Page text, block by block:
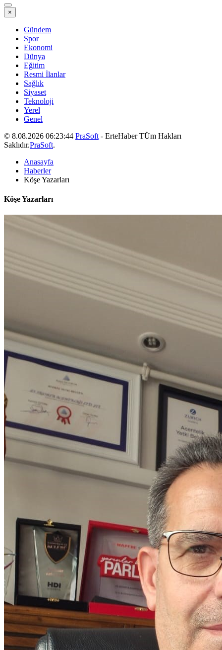
×
Gündem
Spor
Ekonomi
Dünya
Eğitim
Resmi İlanlar
Sağlık
Siyaset
Teknoloji
Yerel
Genel
© 8.08.2026 06:23:44 PraSoft - ErteHaber TÜm Hakları
Saklıdır.PraSoft.
Anasayfa
Haberler
Köşe Yazarları
Köşe Yazarları